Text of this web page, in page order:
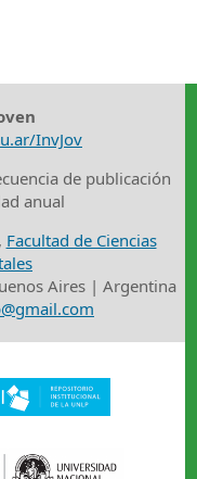
InvJov
de publicación
anual
Facultad de Ciencias
Aires | Argentina